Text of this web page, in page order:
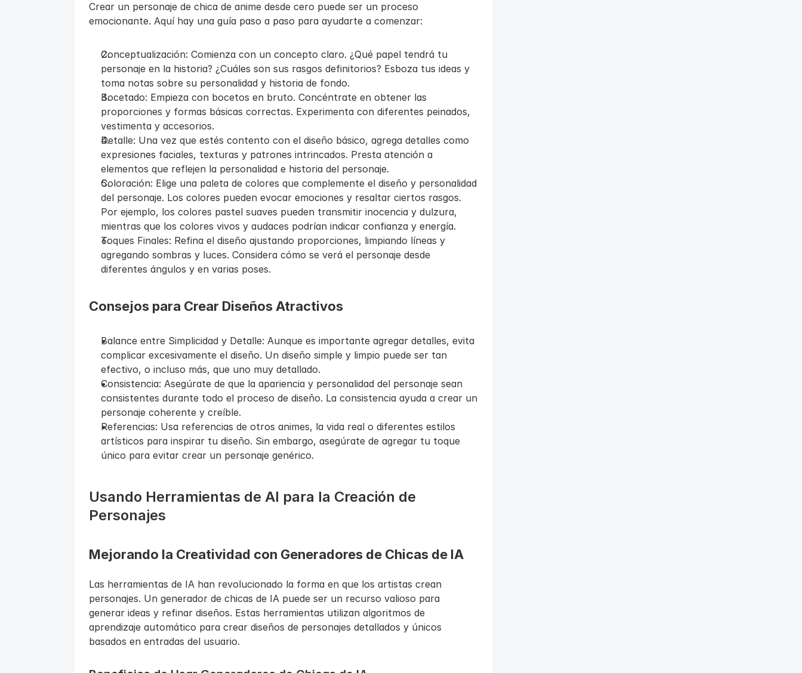
Crear un personaje de chica de anime desde cero puede ser un proceso
emocionante. Aquí hay una guía paso a paso para ayudarte a comenzar:
Conceptualización: Comienza con un concepto claro. ¿Qué papel tendrá tu
personaje en la historia? ¿Cuáles son sus rasgos definitorios? Esboza tus ideas y
toma notas sobre su personalidad y historia de fondo.
Bocetado: Empieza con bocetos en bruto. Concéntrate en obtener las
proporciones y formas básicas correctas. Experimenta con diferentes peinados,
vestimenta y accesorios.
Detalle: Una vez que estés contento con el diseño básico, agrega detalles como
expresiones faciales, texturas y patrones intrincados. Presta atención a
elementos que reflejen la personalidad e historia del personaje.
Coloración: Elige una paleta de colores que complemente el diseño y personalidad
del personaje. Los colores pueden evocar emociones y resaltar ciertos rasgos.
Por ejemplo, los colores pastel suaves pueden transmitir inocencia y dulzura,
mientras que los colores vivos y audaces podrían indicar confianza y energía.
Toques Finales: Refina el diseño ajustando proporciones, limpiando líneas y
agregando sombras y luces. Considera cómo se verá el personaje desde
diferentes ángulos y en varias poses.
Consejos para Crear Diseños Atractivos
Balance entre Simplicidad y Detalle: Aunque es importante agregar detalles, evita
complicar excesivamente el diseño. Un diseño simple y limpio puede ser tan
efectivo, o incluso más, que uno muy detallado.
Consistencia: Asegúrate de que la apariencia y personalidad del personaje sean
consistentes durante todo el proceso de diseño. La consistencia ayuda a crear un
personaje coherente y creíble.
Referencias: Usa referencias de otros animes, la vida real o diferentes estilos
artísticos para inspirar tu diseño. Sin embargo, asegúrate de agregar tu toque
único para evitar crear un personaje genérico.
Usando Herramientas de AI para la Creación de
Personajes
Mejorando la Creatividad con Generadores de Chicas de IA
Las herramientas de IA han revolucionado la forma en que los artistas crean
personajes. Un generador de chicas de IA puede ser un recurso valioso para
generar ideas y refinar diseños. Estas herramientas utilizan algoritmos de
aprendizaje automático para crear diseños de personajes detallados y únicos
basados en entradas del usuario.